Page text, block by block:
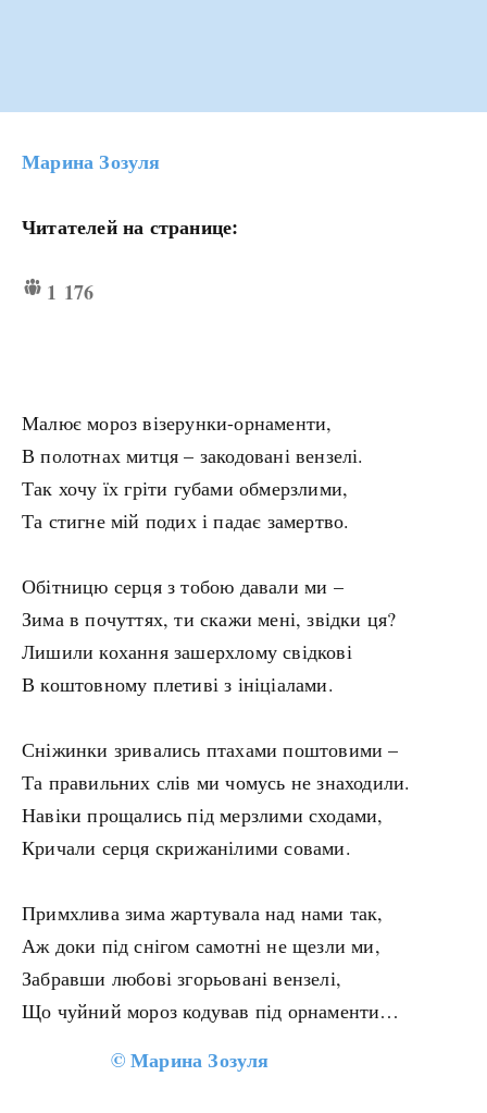
Марина Зозуля
Читателей на странице:
1 176
Малює мороз візерунки-орнаменти,
В полотнах митця – закодовані вензелі.
Так хочу їх гріти губами обмерзлими,
Та стигне мій подих і падає замертво.
Обітницю серця з тобою давали ми –
Зима в почуттях, ти скажи мені, звідки ця?
Лишили кохання зашерхлому свідкові
В коштовному плетиві з ініціалами.
Сніжинки зривались птахами поштовими –
Та правильних слів ми чомусь не знаходили.
Навіки прощались під мерзлими сходами,
Кричали серця скрижанілими совами.
Примхлива зима жартувала над нами так,
Аж доки під снігом самотні не щезли ми,
Забравши любові згорьовані вензелі,
Що чуйний мороз кодував під орнаменти…
©Марина Зозуля